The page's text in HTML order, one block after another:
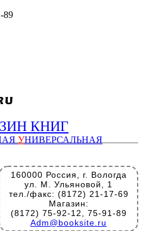
89
КНИГ
УНИВЕРСАЛЬНАЯ
160000 Россия, г. Вологда
ул. М. Ульяновой, 1
тел./факс: (8172) 21-17-69
Магазин:
(8172) 75-92-12, 75-91-89
Adm@booksite.ru